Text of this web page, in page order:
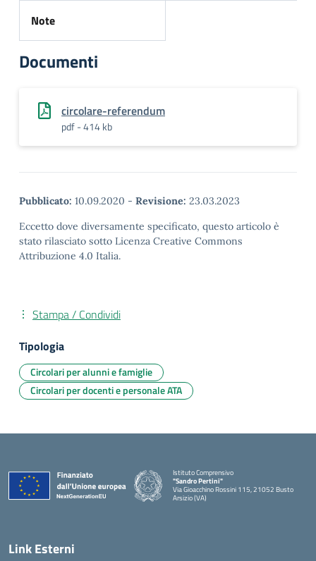
Note
Documenti
circolare-referendum
pdf - 414 kb
Pubblicato: 10.09.2020 - Revisione: 23.03.2023
Eccetto dove diversamente specificato, questo articolo è
stato rilasciato sotto Licenza Creative Commons
Attribuzione 4.0 Italia.
Stampa / Condividi
Tipologia
Circolari per alunni e famiglie
Circolari per docenti e personale ATA
Istituto Comprensivo
"Sandro Pertini"
Via Gioacchino Rossini 115, 21052 Busto
Arsizio (VA)
Link Esterni